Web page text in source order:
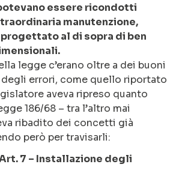
essere ricondotti
manutenzione,
al di sopra di ben
legge c’erano oltre a dei buoni
errori, come quello riportato
aveva ripreso quanto
186/68 – tra l’altro mai
ribadito dei concetti già
però per travisarli:
7 – Installazione degli